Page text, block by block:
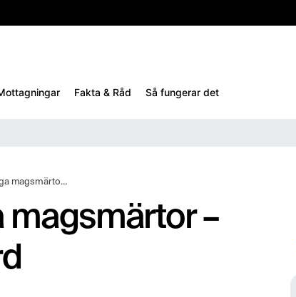
Fakta & Råd Så fungerar det
då behöver du söka vård
magsmärtor –